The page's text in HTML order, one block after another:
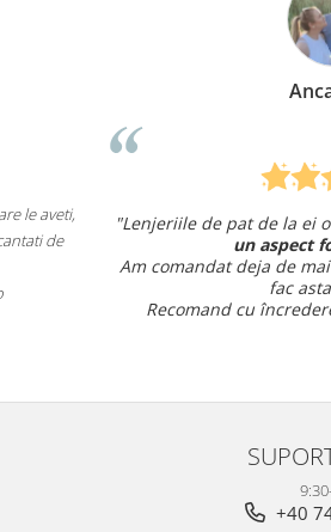
Anca Nica
"Lenjeriile de pat de la ei o sunt
un aspect foarte
Am comandat deja de mai multe
fac asta în
Recomand cu încredere acest
+40